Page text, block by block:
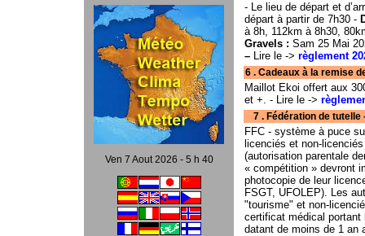
Ven 7 Aout 2026 - 5 h 40
- Le lieu de départ et
départ à partir de 7h30 -
à 8h, 112km à 8h30,
Gravels : Sam 25 Mai
– Lire le -> règlement
6 . Cadeaux à la remise
Maillot Ekoi offert aux
et +. - Lire le ->
7 . Fédération de tutelle
FFC - système à puce
licenciés et non-
(autorisation parentale
« compétition » devront
photocopie de leur
FSGT, UFOLEP). Les
"tourisme" et non-
certificat médical
datant de moins de 1 an